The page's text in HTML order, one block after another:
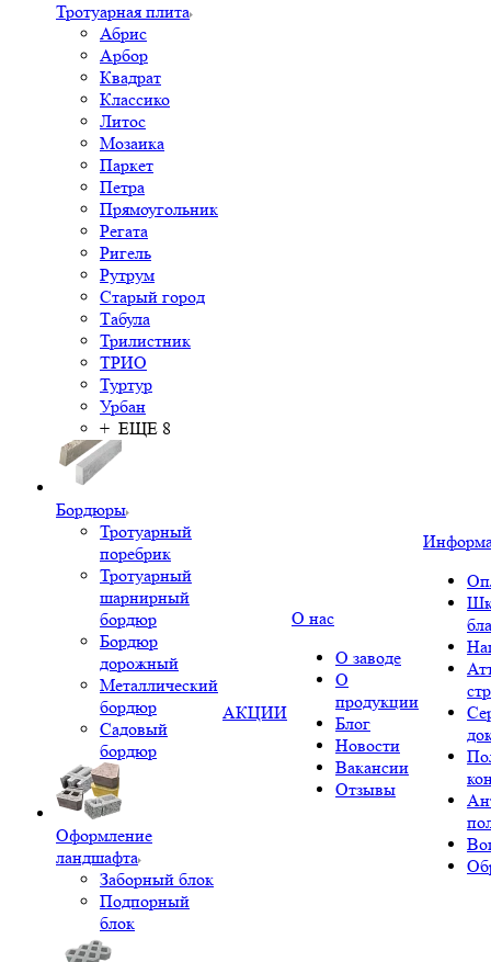
Тротуарная плита
Абрис
Арбор
Квадрат
Классико
Литос
Мозаика
Паркет
Петра
Прямоугольник
Регата
Ригель
Рутрум
Старый город
Табула
Трилистник
ТРИО
Туртур
Урбан
+ ЕЩЕ 8
Бордюры
Тротуарный
поребрик
Тротуарный
шарнирный
бордюр
Бордюр
дорожный
Металлический
бордюр
Садовый
бордюр
Оформление
ландшафта
Заборный блок
Подпорный
блок
АКЦИИ
О нас
О заводе
О
продукции
Блог
Новости
Вакансии
Отзывы